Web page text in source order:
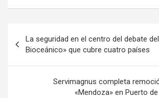
ce
o
o
tt
er
ail at
A
p
p
de
entradas
La seguridad en el centro del debate
Bioceánico» que cubre cuatro países
Servimagnus completa
«Mendoza» en Puerto